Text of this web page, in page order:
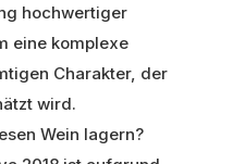
hochwertiger
eine komplexe
Charakter, der
wird.
Wein lagern?